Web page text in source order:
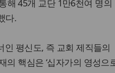
해 45개 교단 1만6천여 명의
다.
평신도, 즉 교회 제직들의
의 핵심은 ‘십자가의 영성으